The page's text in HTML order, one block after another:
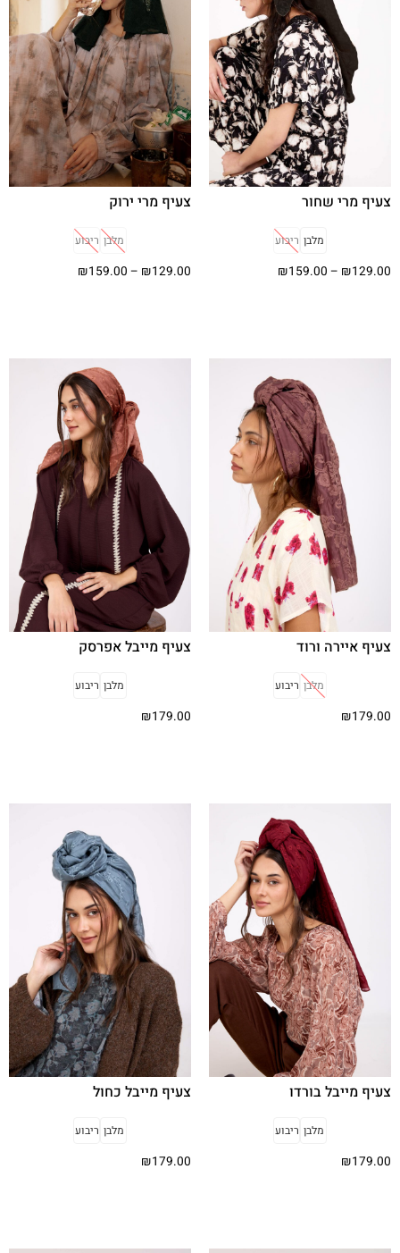
צעיף מרי שחור
מלבן ריבוע
₪129.00
–
₪159.00
צעיף מרי ירוק
מלבן ריבוע
₪129.00
–
₪159.00
צעיף איירה ורוד
מלבן ריבוע
₪179.00
צעיף מייבל אפרסק
מלבן ריבוע
₪179.00
צעיף מייבל בורדו
מלבן ריבוע
₪179.00
צעיף מייבל כחול
מלבן ריבוע
₪179.00